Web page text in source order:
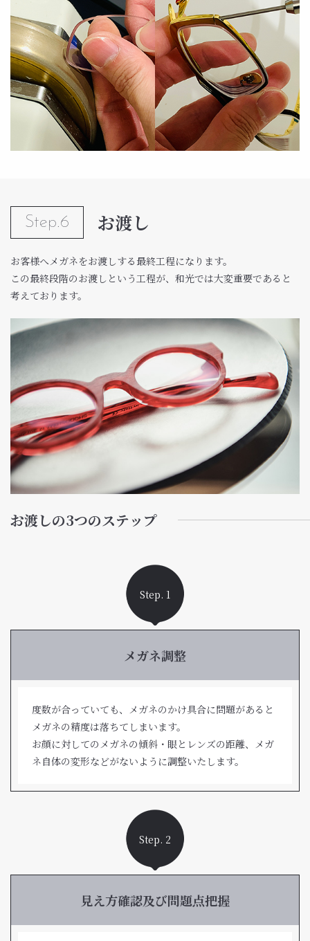
Step.6 お渡し
お客様へメガネをお渡しする最終工程になります。
この最終段階のお渡しという工程が、和光では大変重要であると
考えております。
お渡しの3つのステップ
Step. 1
メガネ調整
度数が合っていても、メガネのかけ具合に問題があると
メガネの精度は落ちてしまいます。
お顔に対してのメガネの傾斜・眼とレンズの距離、メガ
ネ自体の変形などがないように調整いたします。
Step. 2
見え方確認及び問題点把握